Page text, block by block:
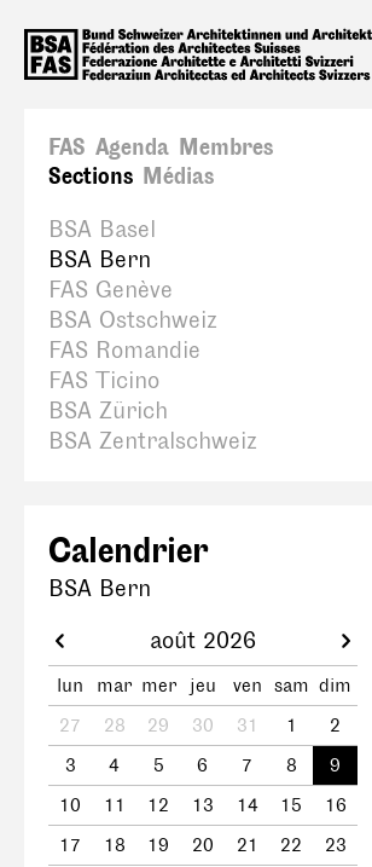
FAS Agenda Membres
Sections Médias
BSA Basel
BSA Bern
FAS Genève
BSA Ostschweiz
FAS Romandie
FAS Ticino
BSA Zürich
BSA Zentralschweiz
Calendrier
BSA Bern
août 2026
lun mar mer jeu ven sam dim
27
28 29 30 31 1
2
3
4 5 6 7 8
9
10
11 12 13 14 15
16
17
18 19 20 21 22
23